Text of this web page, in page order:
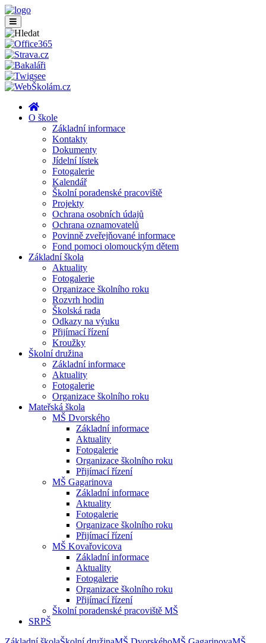
O škole
Základní informace
Kontakty
Dokumenty
Jídelní lístek
Fotogalerie
Kalendář
Školní poradenské pracoviště
Projekty
Ochrana osobních údajů
Ochrana oznamovatelů
Povinně zveřejňované informace
Fond pomoci olomouckým dětem
Základní škola
Aktuality
Fotogalerie
Organizace školního roku
Rozvrh hodin
Školská rada
Odkazy na výuku
Přijímací řízení
Kroužky
Školní družina
Základní informace
Aktuality
Fotogalerie
Organizace školního roku
Mateřská škola
MŠ Dvorského
Základní informace
Aktuality
Fotogalerie
Organizace školního roku
Přijímací řízení
MŠ Gagarinova
Základní informace
Aktuality
Fotogalerie
Organizace školního roku
Přijímací řízení
MŠ Kovařovicova
Základní informace
Aktuality
Fotogalerie
Organizace školního roku
Přijímací řízení
Školní poradenské pracoviště MŠ
SRPŠ